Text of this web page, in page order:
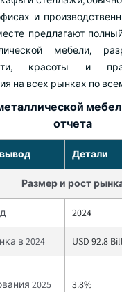
и
предлагают
мебели,
красоты и
на всех рынках по
отчета
Детали
Размер и рост
2024
в 2024 USD 92.8
2025
3.8%